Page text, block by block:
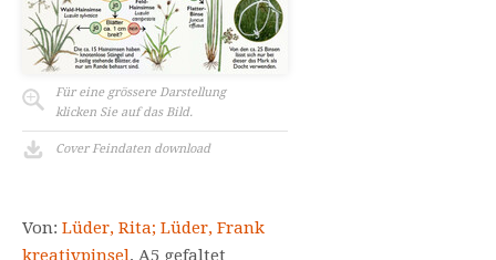
Für eine grössere Darstellung
klicken Sie auf das Bild.
Cover Feindaten download
Von: Lüder, Rita; Lüder, Frank
kreativpinsel, A5 gefaltet